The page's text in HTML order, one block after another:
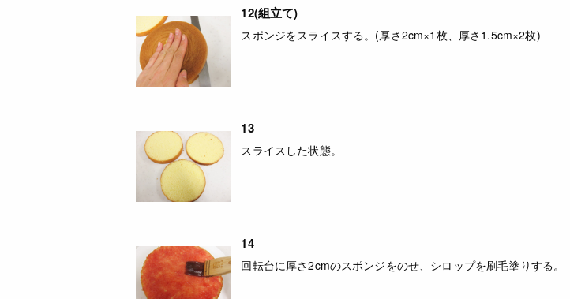
12(組立て)
スポンジをスライスする。(厚さ2cm×1枚、厚さ1.5cm×2枚)
13
スライスした状態。
14
回転台に厚さ2cmのスポンジをのせ、シロップを刷毛塗りする。